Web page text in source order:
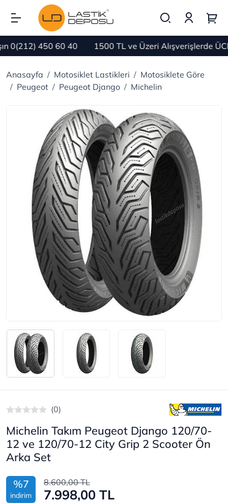
450 60 40 1500 TL ve Üzeri Alışverişlerde
Anasayfa Motosiklet Lastikleri
Motosiklete Göre
Peugeot
Peugeot Django Michelin
(0)
Michelin Takım Peugeot Django 120/70-
12 ve 120/70-12 City Grip 2 Scooter Ön
Arka Set
%7
indirim
8.600,00 TL
7.998,00 TL